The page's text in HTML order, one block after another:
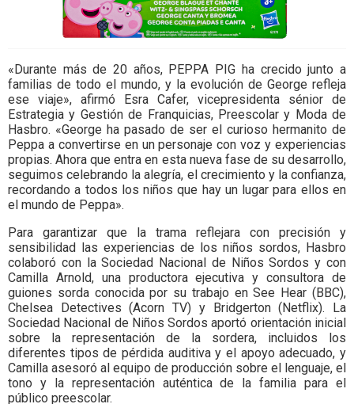
«Durante más de 20 años, PEPPA PIG ha crecido junto a
familias de todo el mundo, y la evolución de George refleja
ese viaje», afirmó Esra Cafer, vicepresidenta sénior de
Estrategia y Gestión de Franquicias, Preescolar y Moda de
Hasbro. «George ha pasado de ser el curioso hermanito de
Peppa a convertirse en un personaje con voz y experiencias
propias. Ahora que entra en esta nueva fase de su desarrollo,
seguimos celebrando la alegría, el crecimiento y la confianza,
recordando a todos los niños que hay un lugar para ellos en
el mundo de Peppa».
Para garantizar que la trama reflejara con precisión y
sensibilidad las experiencias de los niños sordos, Hasbro
colaboró con la Sociedad Nacional de Niños Sordos y con
Camilla Arnold, una productora ejecutiva y consultora de
guiones sorda conocida por su trabajo en See Hear (BBC),
Chelsea Detectives (Acorn TV) y Bridgerton (Netflix). La
Sociedad Nacional de Niños Sordos aportó orientación inicial
sobre la representación de la sordera, incluidos los
diferentes tipos de pérdida auditiva y el apoyo adecuado, y
Camilla asesoró al equipo de producción sobre el lenguaje, el
tono y la representación auténtica de la familia para el
público preescolar.